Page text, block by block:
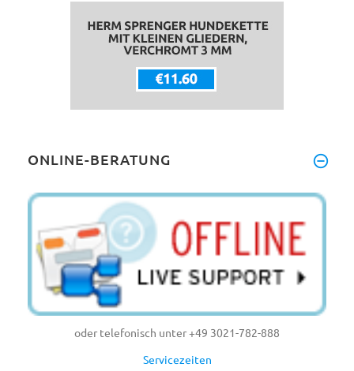
ONLINE-BERATUNG
oder telefonisch unter +49 3021-782-888
Servicezeiten